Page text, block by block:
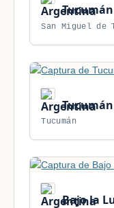
Tucumán
San Miguel de
Tucumán
Tucumán
Bajo la